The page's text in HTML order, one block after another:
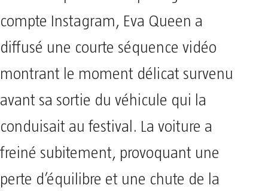
compte Instagram, Eva Queen a
diffusé une courte séquence vidéo
montrant le moment délicat survenu
avant sa sortie du véhicule qui la
conduisait au festival. La voiture a
freiné subitement, provoquant une
perte d’équilibre et une chute de la